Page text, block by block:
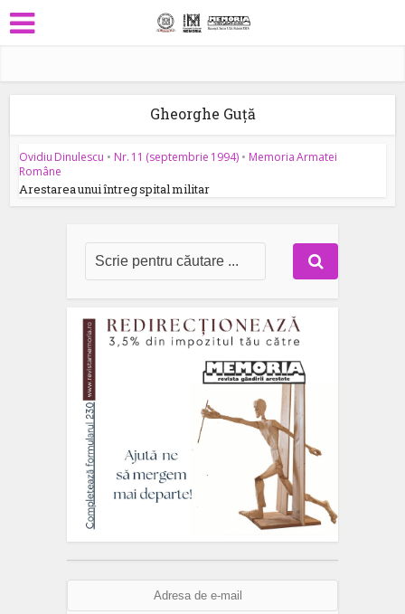
Gheorghe Guță
Ovidiu Dinulescu • Nr. 11 (septembrie 1994) • Memoria Armatei
Române
Arestarea unui întreg spital militar